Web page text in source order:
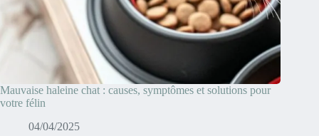
Mauvaise haleine chat : causes, symptômes et solutions pour
votre félin
04/04/2025